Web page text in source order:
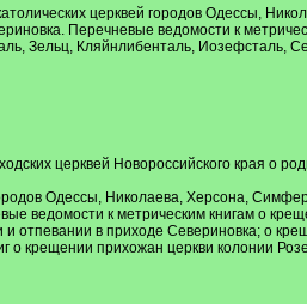
церквей городов Одессы,
Перечневые ведомости к
Зельц, Кляйнлибенталь, Иозефсталь,
церквей Новороссийского края о
Одессы, Николаева, Херсона,
ведомости к метрическим книгам о
отпевании в приходе Севериновка; о
о крещении прихожан церкви колонии